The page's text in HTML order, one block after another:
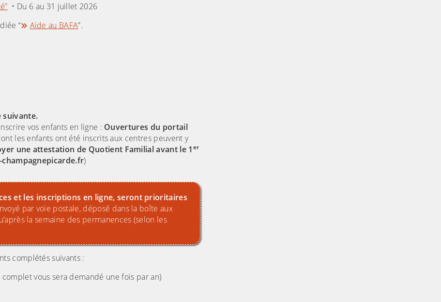
• Du 6 au 31 juillet 2026
“
Aide au BAFA”.
suivante.
vos enfants en ligne : Ouvertures du portail
les enfants ont été inscrits aux centres peuvent y
une attestation de Quotient Familial avant le 1 er
)
et les inscriptions en ligne, seront prioritaires
par voie postale, déposé dans la boîte aux
la semaine des permanences (selon les
complétés suivants :
vous sera demandé une fois par an)